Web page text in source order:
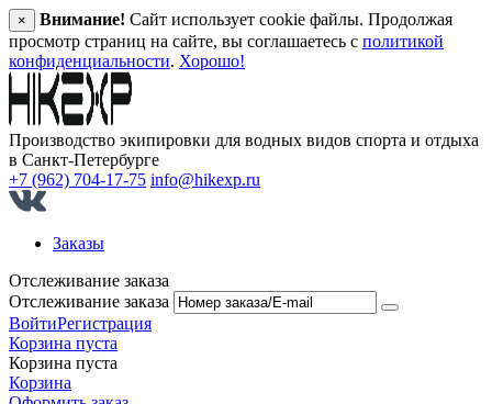
× Внимание! Сайт использует cookie файлы. Продолжая
просмотр страниц на сайте, вы соглашаетесь с политикой
конфиденциальности. Хорошо!
Производство экипировки для водных видов спорта и отдыха
в Санкт‑Петербурге
+7 (962) 704-17-75 info@hikexp.ru
Заказы
Отслеживание заказа
Отслеживание заказа
ВойтиРегистрация
Корзина пуста
Корзина пуста
Корзина